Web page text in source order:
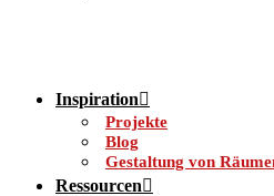
Inspiration
Projekte
Blog
Gestaltung von
Ressourcen